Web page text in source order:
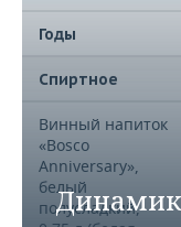
Годы
Спиртное
Винный напиток
«Bosco
Anniversary»,
белый
полусладкий,